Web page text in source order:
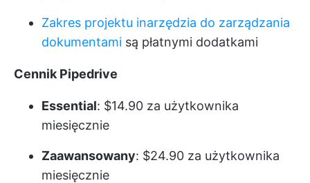
Zakres projektu inarzędzia do zarządzania
dokumentami są płatnymi dodatkami
Cennik Pipedrive
Essential: $14.90 za użytkownika
miesięcznie
Zaawansowany: $24.90 za użytkownika
miesięcznie